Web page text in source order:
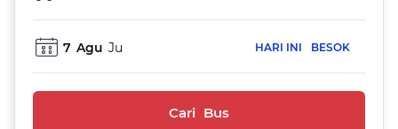
7 Agu Ju HARI INI BESOK
Cari Bus